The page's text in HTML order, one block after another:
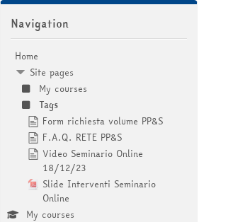
Skip Navigation
Navigation
Home
Site pages
My courses
Tags
Form richiesta volume PP&S
F.A.Q. RETE PP&S
Video Seminario Online
18/12/23
Slide Interventi Seminario
Online
My courses